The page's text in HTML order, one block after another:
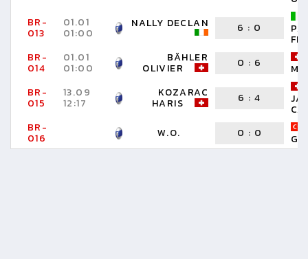
BR-
013
01.01
01:00
NALLY DECLAN 6 : 0
BR-
014
01.01
01:00
BÄHLER
OLIVIER 0 : 6
BR-
015
13.09
12:17
KOZARAC
HARIS 6 :4
BR-
016 W.O. 0 : 0